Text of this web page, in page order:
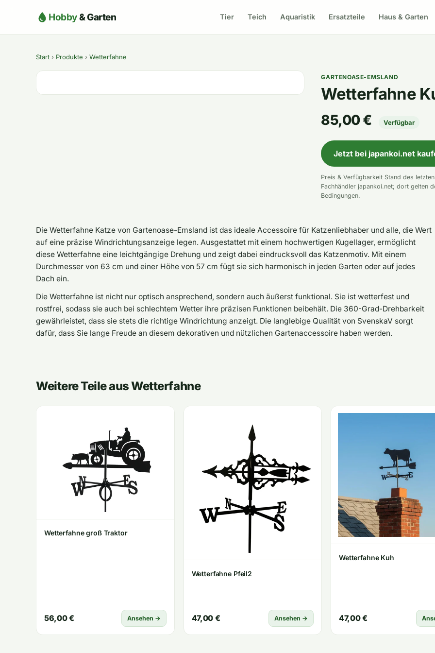
Hobby& Garten Tier Teich Aquaristik Ersatzteile Haus & Garten
Start › Produkte › Wetterfahne
GARTENOASE-EMSLAND
Wetterfahne
85,00 € Verfügbar
Jetzt bei japankoi.net
Preis & Verfügbarkeit Stand des
Fachhändler japankoi.net; dort gelten
Bedingungen.
Die Wetterfahne Katze von Gartenoase-Emsland ist das ideale Accessoire für Katzenliebhaber und alle, die Wert
auf eine präzise Windrichtungsanzeige legen. Ausgestattet mit einem hochwertigen Kugellager, ermöglicht
diese Wetterfahne eine leichtgängige Drehung und zeigt dabei eindrucksvoll das Katzenmotiv. Mit einem
Durchmesser von 63 cm und einer Höhe von 57 cm fügt sie sich harmonisch in jeden Garten oder auf jedes
Dach ein.
Die Wetterfahne ist nicht nur optisch ansprechend, sondern auch äußerst funktional. Sie ist wetterfest und
rostfrei, sodass sie auch bei schlechtem Wetter ihre präzisen Funktionen beibehält. Die 360-Grad-Drehbarkeit
gewährleistet, dass sie stets die richtige Windrichtung anzeigt. Die langlebige Qualität von SvenskaV sorgt
dafür, dass Sie lange Freude an diesem dekorativen und nützlichen Gartenaccessoire haben werden.
Weitere Teile aus Wetterfahne
Wetterfahne groß Traktor
56,00 € Ansehen →
Wetterfahne Pfeil2
47,00 € Ansehen →
Wetterfahne Kuh
47,00 €